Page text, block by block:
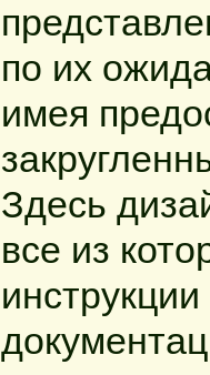
по их
имея
Здесь
все из